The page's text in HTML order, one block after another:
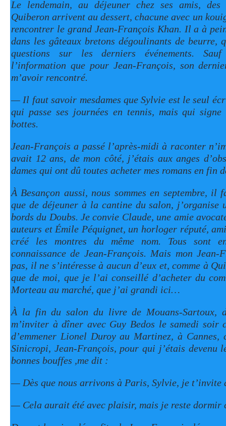
Le lendemain, au déjeuner chez ses amis,
Quiberon arrivent au dessert, chacune avec un
rencontrer le grand Jean-François Khan. Il a à
dans les gâteaux bretons dégoulinants de beurre,
questions sur les derniers événements.
l’information que pour Jean-François, son
m’avoir rencontré.
— Il faut savoir mesdames que Sylvie est le seul
qui passe ses journées en tennis, mais qui
bottes.
Jean-François a passé l’après-midi à raconter
avait 12 ans, de mon côté, j’étais aux anges
dames qui ont dû toutes acheter mes romans en fin
À Besançon aussi, nous sommes en septembre,
que de déjeuner à la cantine du salon, j’organise
bords du Doubs. Je convie Claude, une amie
auteurs et Émile Péquignet, un horloger réputé,
créé les montres du même nom. Tous sont
connaissance de Jean-François. Mais mon Jean-
pas, il ne s’intéresse à aucun d’eux et, comme à
que de moi, que je l’ai conseillé d’acheter du
Morteau au marché, que j’ai grandi ici…
À la fin du salon du livre de Mouans-Sartoux,
m’inviter à dîner avec Guy Bedos le samedi soir
d’emmener Lionel Duroy au Martinez, à Cannes,
Sinicropi, Jean-François, pour qui j’étais devenu
bonnes bouffes ,me dit :
— Dès que nous arrivons à Paris, Sylvie, je t’invite
— Cela aurait été avec plaisir, mais je reste dormir